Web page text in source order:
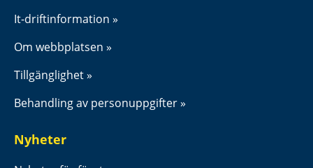
It-driftinformation
Om webbplatsen
Tillgänglighet
Behandling av personuppgifter
Nyheter